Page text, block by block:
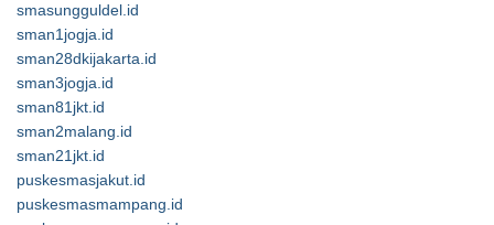
smasungguldel.id
sman1jogja.id
sman28dkijakarta.id
sman3jogja.id
sman81jkt.id
sman2malang.id
sman21jkt.id
puskesmasjakut.id
puskesmasmampang.id